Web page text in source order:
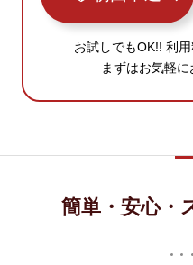
お試しでもOK!! 利
まずはお気軽に
簡単・安心・